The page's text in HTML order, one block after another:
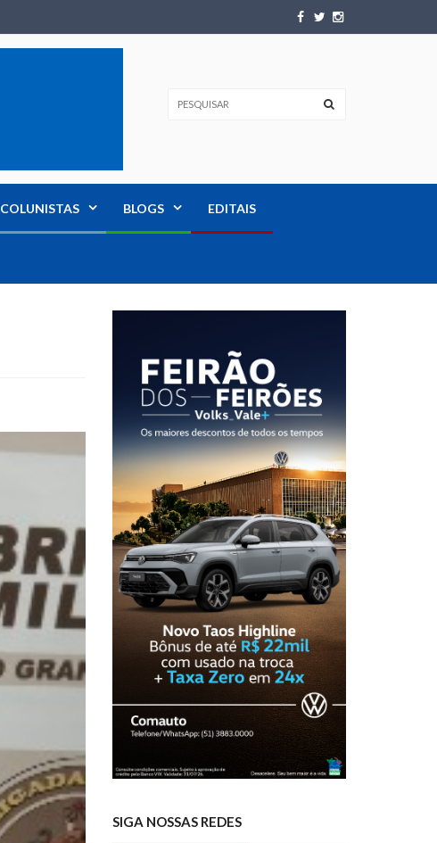
COLUNISTAS BLOGS EDITAIS
SIGA NOSSAS REDES